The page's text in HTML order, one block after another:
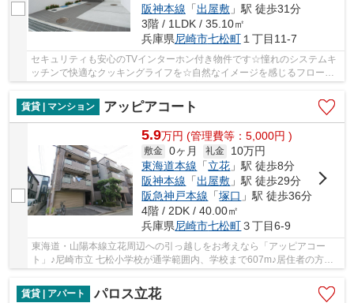
阪神本線 「出屋敷」駅 徒歩31分
3階 / 1LDK / 35.10㎡
兵庫県尼崎市七松町１丁目11-7
セキュリティも安心のTVインターホン付き物件です☆憧れのシステムキ
ッチンで快適なクッキングライフを☆自然なイメージを感じるフローリ
賃貸 | マンション
アッピアコート
5.9万円 (管理費等：5,000円 )
敷金 0ヶ月 礼金
10万円
東海道本線 「立花 」駅 徒歩8分
阪神本線 「出屋敷 」駅 徒歩29分
阪急神戸本線 「塚口 」駅 徒歩36分
4階 / 2DK / 40.00㎡
兵庫県尼崎市七松町３丁目6-9
東海道・山陽本線立花周辺への引っ越しをお考えなら「アッピアコー
ト」♪尼崎市立 七松小学校が通学範囲内、学校まで607m♪居住者の方が
賃貸 | アパート
パロス立花